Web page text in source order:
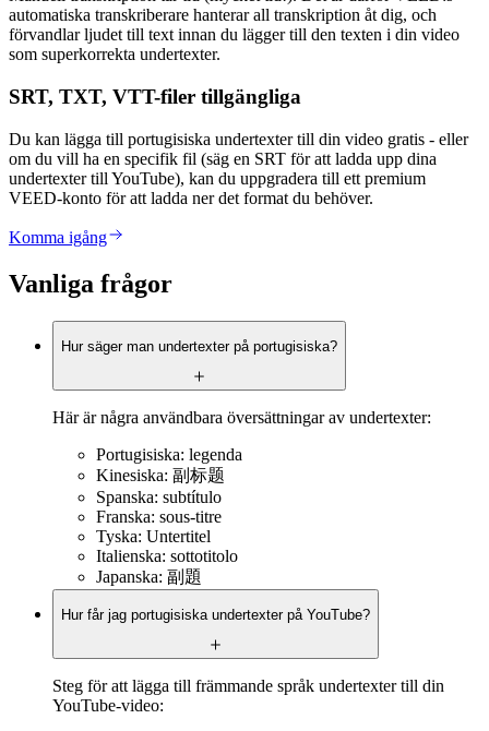
automatiska transkriberare hanterar all transkription åt dig, och
förvandlar ljudet till text innan du lägger till den texten i din video
som superkorrekta undertexter.
SRT, TXT, VTT-filer tillgängliga
Du kan lägga till portugisiska undertexter till din video gratis - eller
om du vill ha en specifik fil (säg en SRT för att ladda upp dina
undertexter till YouTube), kan du uppgradera till ett premium
VEED-konto för att ladda ner det format du behöver.
Komma igång
Vanliga frågor
Hur säger man undertexter på portugisiska?
Här är några användbara översättningar av undertexter:
Portugisiska: legenda
Kinesiska: 副标题
Spanska: subtítulo
Franska: sous-titre
Tyska: Untertitel
Italienska: sottotitolo
Japanska: 副題
Hur får jag portugisiska undertexter på YouTube?
Steg för att lägga till främmande språk undertexter till din
YouTube-video: